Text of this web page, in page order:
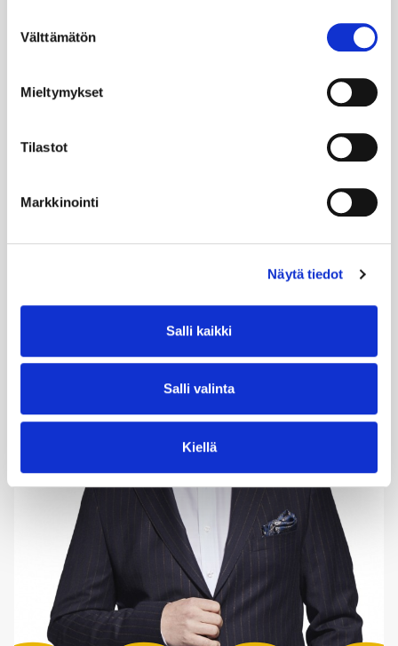
valinta
Välttämätön
Mieltymykset
Tilastot
Markkinointi
Näytä tiedot
Salli kaikki
Salli valinta
Kiellä
taustaltaan tuotantotalouden diplomi-insinööri ja on
toiminut aiemmin mm. Gigantin ja Kämp Collection
ymmärrettäviä ja rakentaa tilaa tiimeille onnistua
muun muassa Fazerilla ja Carunassa. Hän suhtautuu
markkina haastaa.